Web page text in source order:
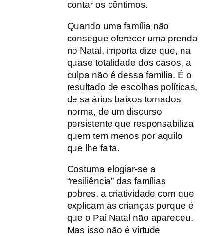
contar os cêntimos.
Quando uma família não
consegue oferecer uma prenda
no Natal, importa dize que, na
quase totalidade dos casos, a
culpa não é dessa família. É o
resultado de escolhas políticas,
de salários baixos tornados
norma, de um discurso
persistente que responsabiliza
quem tem menos por aquilo
que lhe falta.
Costuma elogiar-se a
“resiliência” das famílias
pobres, a criatividade com que
explicam às crianças porque é
que o Pai Natal não apareceu.
Mas isso não é virtude